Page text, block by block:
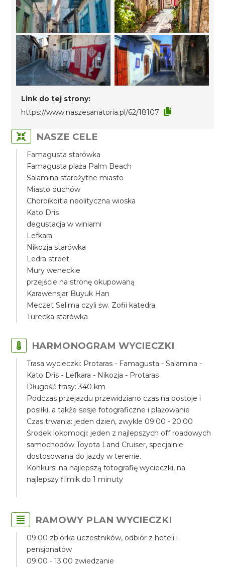
Link do tej strony:
https://www.naszesanatoria.pl/62/18107
NASZE CELE
Famagusta starówka
Famagusta plaża Palm Beach
Salamina starożytne miasto
Miasto duchów
Choroikoitia neolityczna wioska
Kato Dris
degustacja w winiarni
Lefkara
Nikozja starówka
Ledra street
Mury weneckie
przejście na stronę okupowaną
Karawensjar Buyuk Han
Meczet Selima czyli św. Zofii katedra
Turecka starówka
HARMONOGRAM WYCIECZKI
Trasa wycieczki: Protaras - Famagusta - Salamina -
Kato Dris - Lefkara - Nikozja - Protaras
Długość trasy: 340 km
Podczas przejazdu przewidziano czas na postoje i
posiłki, a także sesje fotograficzne i plażowanie
Czas trwania: jeden dzień, zwykle 09:00 - 20:00
Środek lokomocji: jeden z najlepszych off roadowych
samochodów Toyota Land Cruiser, specjalnie
dostosowana do jazdy w terenie.
Konkurs: na najlepszą fotografię wycieczki, na
najlepszy filmik do 1 minuty
RAMOWY PLAN WYCIECZKI
09:00 zbiórka uczestników, odbiór z hoteli i
pensjonatów
09:00 - 13:00 zwiedzanie